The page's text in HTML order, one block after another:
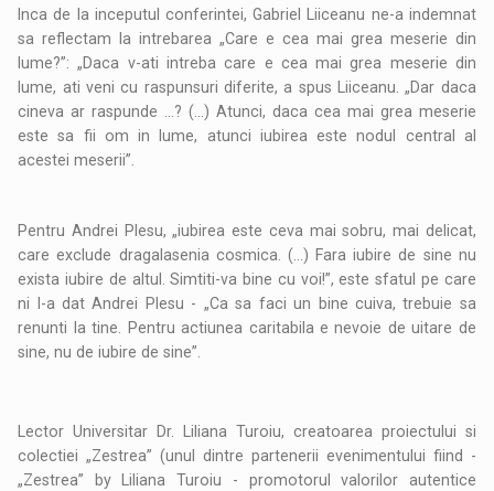
Inca de la inceputul conferintei, Gabriel Liiceanu ne-a indemnat
sa reflectam la intrebarea „Care e cea mai grea meserie din
lume?”: „Daca v-ati intreba care e cea mai grea meserie din
lume, ati veni cu raspunsuri diferite, a spus Liiceanu. „Dar daca
cineva ar raspunde ...? (...) Atunci, daca cea mai grea meserie
este sa fii om in lume, atunci iubirea este nodul central al
acestei meserii”.
Pentru Andrei Plesu, „iubirea este ceva mai sobru, mai delicat,
care exclude dragalasenia cosmica. (…) Fara iubire de sine nu
exista iubire de altul. Simtiti-va bine cu voi!”, este sfatul pe care
ni l-a dat Andrei Plesu - „Ca sa faci un bine cuiva, trebuie sa
renunti la tine. Pentru actiunea caritabila e nevoie de uitare de
sine, nu de iubire de sine”.
Lector Universitar Dr. Liliana Turoiu, creatoarea proiectului si
colectiei „Zestrea” (unul dintre partenerii evenimentului fiind -
„Zestrea” by Liliana Turoiu - promotorul valorilor autentice